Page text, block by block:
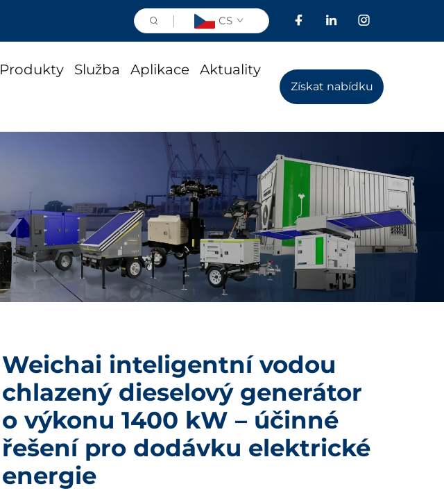
CS
Produkty Služba Aplikace Aktuality
Získat nabídku
Weichai inteligentní vodou
chlazený dieselový generátor
o výkonu 1400 kW – účinné
řešení pro dodávku elektrické
energie